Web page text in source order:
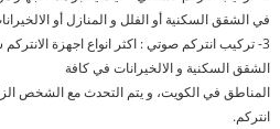
في الشقق السكنية أو الفلل و المنازل أو
3- تركيب انتركم صوتي : اكثر انواع اجهزة
الشقق السكنية و الالخيرانات في كافة
المناطق في الكويت، و يتم التحدث مع الشخص
انتركم.